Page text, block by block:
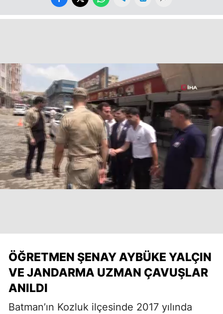
ÖĞRETMEN ŞENAY AYBÜKE YALÇIN
VE JANDARMA UZMAN ÇAVUŞLAR
ANILDI
Batman’ın Kozluk ilçesinde 2017 yılında